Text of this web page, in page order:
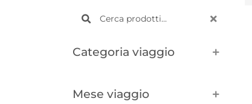
Categoria viaggio
Mese viaggio